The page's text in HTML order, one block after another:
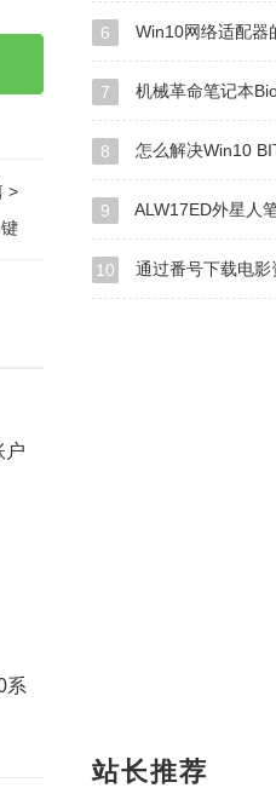
>
户
系
6 Win10网络适配器的
7 机械革命笔记本
8 怎么解决Win10
9 ALW17ED外星人笔记本
10 通过番号下载电
站长推荐